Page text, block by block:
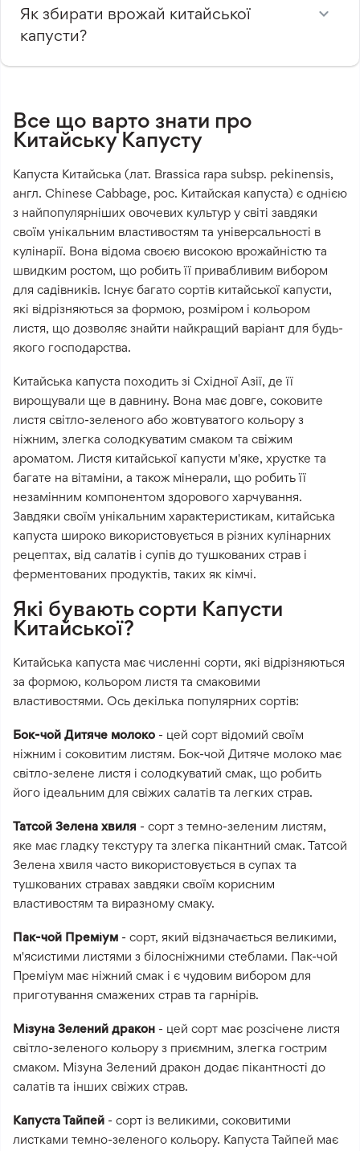
Як збирати врожай китайської
капусти?
Все що варто знати про
Китайську Капусту
Капуста Китайська (лат. Brassica rapa subsp. pekinensis,
англ. Chinese Cabbage, рос. Китайская капуста) є однією
з найпопулярніших овочевих культур у світі завдяки
своїм унікальним властивостям та універсальності в
кулінарії. Вона відома своєю високою врожайністю та
швидким ростом, що робить її привабливим вибором
для садівників. Існує багато сортів китайської капусти,
які відрізняються за формою, розміром і кольором
листя, що дозволяє знайти найкращий варіант для будь-
якого господарства.
Китайська капуста походить зі Східної Азії, де її
вирощували ще в давнину. Вона має довге, соковите
листя світло-зеленого або жовтуватого кольору з
ніжним, злегка солодкуватим смаком та свіжим
ароматом. Листя китайської капусти м'яке, хрустке та
багате на вітаміни, а також мінерали, що робить її
незамінним компонентом здорового харчування.
Завдяки своїм унікальним характеристикам, китайська
капуста широко використовується в різних кулінарних
рецептах, від салатів і супів до тушкованих страв і
ферментованих продуктів, таких як кімчі.
Які бувають сорти Капусти
Китайської?
Китайська капуста має численні сорти, які відрізняються
за формою, кольором листя та смаковими
властивостями. Ось декілька популярних сортів:
Бок-чой Дитяче молоко - цей сорт відомий своїм
ніжним і соковитим листям. Бок-чой Дитяче молоко має
світло-зелене листя і солодкуватий смак, що робить
його ідеальним для свіжих салатів та легких страв.
Татсой Зелена хвиля - сорт з темно-зеленим листям,
яке має гладку текстуру та злегка пікантний смак. Татсой
Зелена хвиля часто використовується в супах та
тушкованих стравах завдяки своїм корисним
властивостям та виразному смаку.
Пак-чой Преміум - сорт, який відзначається великими,
м'ясистими листями з білосніжними стеблами. Пак-чой
Преміум має ніжний смак і є чудовим вибором для
приготування смажених страв та гарнірів.
Мізуна Зелений дракон - цей сорт має розсічене листя
світло-зеленого кольору з приємним, злегка гострим
смаком. Мізуна Зелений дракон додає пікантності до
салатів та інших свіжих страв.
Капуста Тайпей - сорт із великими, соковитими
листками темно-зеленого кольору. Капуста Тайпей має